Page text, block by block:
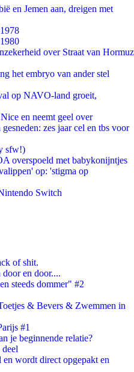
en Jemen aan, dreigen met
over Straat van Hormuz
het embryo van ander stel
op NAVO-land groeit,
en neemt geel over
zes jaar cel en tbs voor
sfw!)
overspoeld met babykonijntjes
op: 'stigma op
Switch
of shit.
en door....
steeds dommer" #2
& Bevers & Zwemmen in
#1
je beginnende relatie?
wordt direct opgepakt en